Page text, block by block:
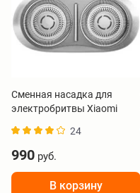
Сменная насадка для
электробритвы Xiaomi
BHR9532GL 24
990 руб.
В корзину